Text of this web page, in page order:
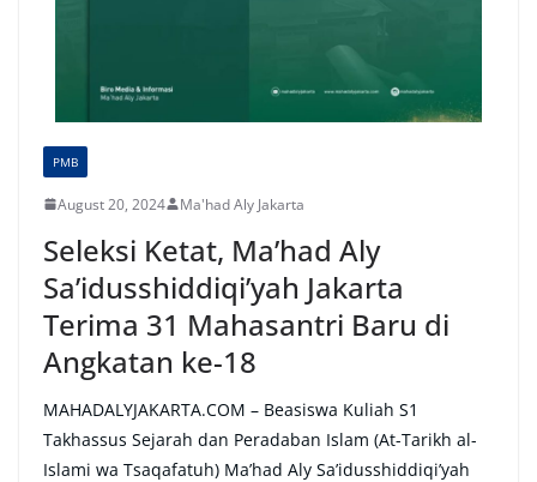
PMB
August 20, 2024 Ma'had Aly Jakarta
Seleksi Ketat, Ma’had Aly
Sa’idusshiddiqi’yah Jakarta
Terima 31 Mahasantri Baru di
Angkatan ke-18
MAHADALYJAKARTA.COM – Beasiswa Kuliah S1
Takhassus Sejarah dan Peradaban Islam (At-Tarikh al-
Islami wa Tsaqafatuh) Ma’had Aly Sa’idusshiddiqi’yah